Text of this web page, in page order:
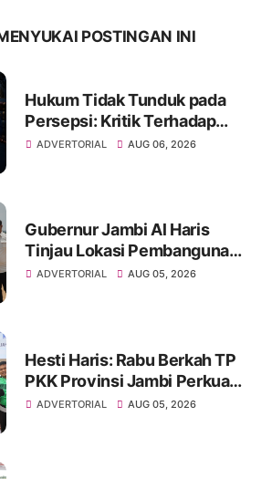
POSTINGAN INI
Hukum Tidak Tunduk pada
Persepsi: Kritik Terhadap
Monopoli Kebenaran oleh
ADVERTORIAL AUG 06, 2026
Gubernur Jambi Al Haris
Tinjau Lokasi Pembangunan
Sekolah Rakyat dan Lokasi
ADVERTORIAL AUG 05, 2026
Hesti Haris: Rabu Berkah TP
PKK Provinsi Jambi Perkuat
Literasi Keuangan dan
ADVERTORIAL AUG 05, 2026